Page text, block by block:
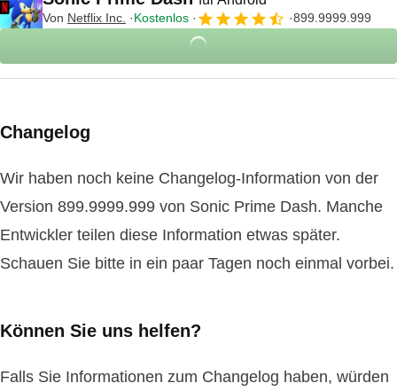
Von Netflix Inc. Kostenlos 899.9999.999
Changelog
Wir haben noch keine Changelog-Information von der
Version 899.9999.999 von Sonic Prime Dash. Manche
Entwickler teilen diese Information etwas später.
Schauen Sie bitte in ein paar Tagen noch einmal vorbei.
Können Sie uns helfen?
Falls Sie Informationen zum Changelog haben, würden